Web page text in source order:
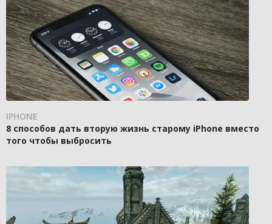
IPHONE
8 способов дать вторую жизнь старому iPhone вместо
того чтобы выбросить